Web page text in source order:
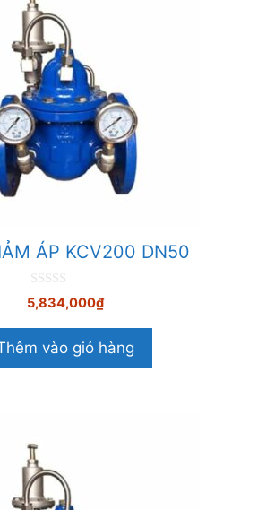
ÁP KCV200 DN50
0
n
à
5
5,834,000₫
vào giỏ hàng